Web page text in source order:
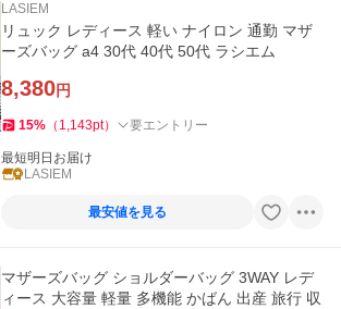
LASIEM
リュック レディース 軽い ナイロン 通勤 マザ
ーズバッグ a4 30代 40代 50代 ラシエム
8,380円
15% （ 1,143pt） 要エントリー
最短明日お届け
LASIEM
最安値を見る
マザーズバッグ ショルダーバッグ 3WAY レデ
ィース 大容量 軽量 多機能 かばん 出産 旅行 収